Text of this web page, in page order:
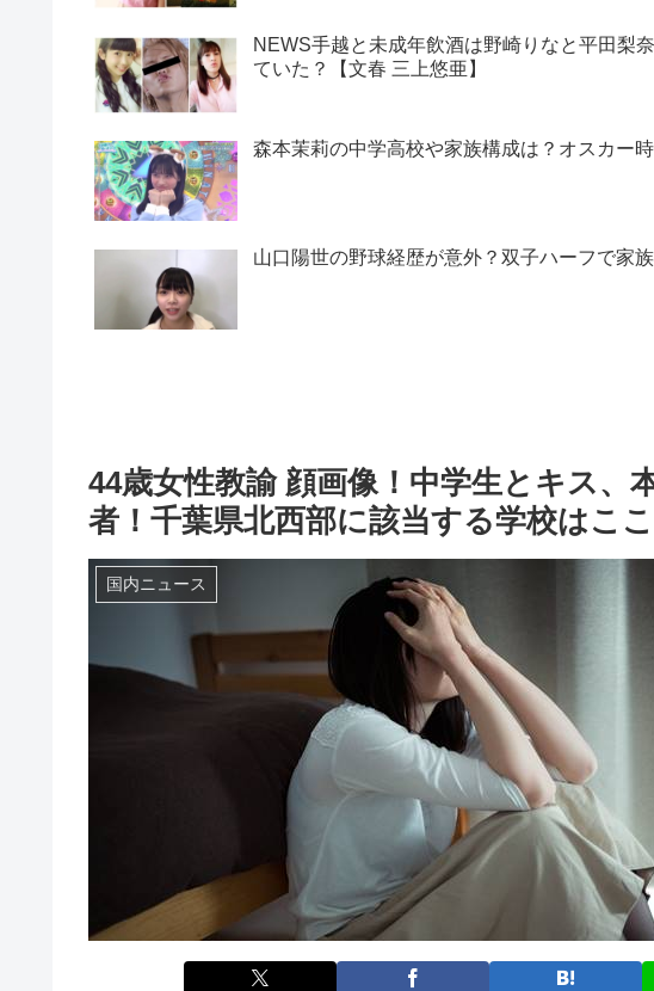
NEWS手越と未成年飲酒は野崎りなと平田梨
ていた？【文春 三上悠亜】
森本茉莉の中学高校や家族構成は？オスカー
山口陽世の野球経歴が意外？双子ハーフで家
44歳女性教諭 顔画像！中学生とキス、
者！千葉県北西部に該当する学校はここ
国内ニュース